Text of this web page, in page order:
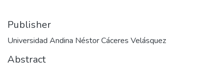
Publisher
Universidad Andina Néstor Cáceres Velásquez
Abstract